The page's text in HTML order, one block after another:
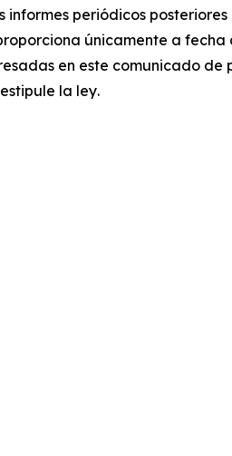
periódicos posteriores
únicamente a fecha
en este comunicado de
la ley.